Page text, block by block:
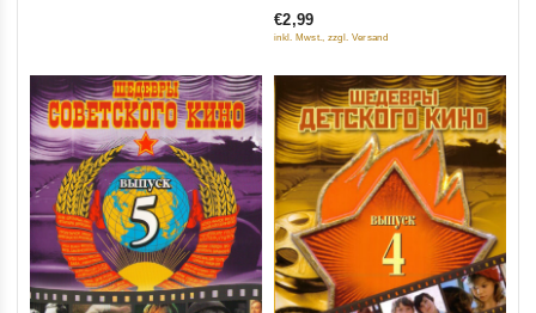
5
€2,99
inkl. Mwst., zzgl. Versand